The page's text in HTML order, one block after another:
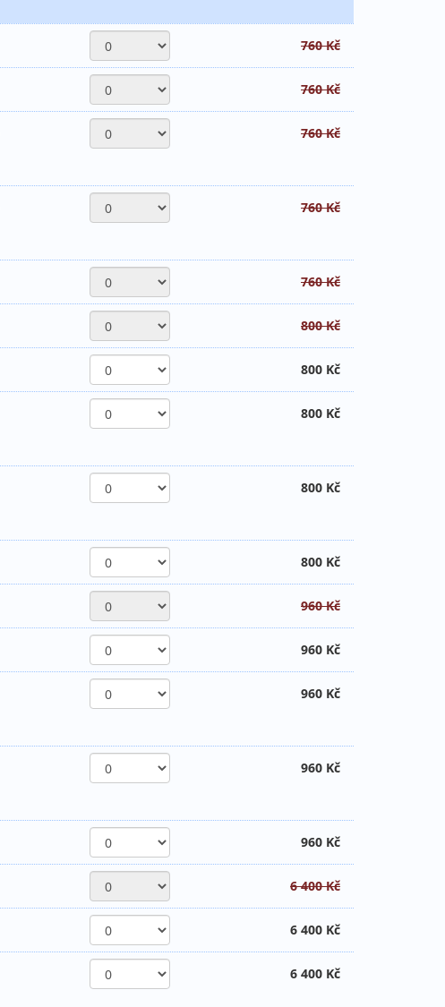
760 Kč
760 Kč
760 Kč
760 Kč
760 Kč
800 Kč
800 Kč
800 Kč
800 Kč
800 Kč
960 Kč
960 Kč
960 Kč
960 Kč
960 Kč
6 400 Kč
6 400 Kč
6 400 Kč